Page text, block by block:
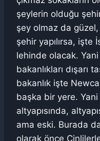
şeylerin olduğu
şey olmaz da güzel,
şehir yapılırsa, işte
lehinde olacak.
bakanlıkları dışarı
bakanlık işte
başka bir yere. Yani
altyapısında,
ama eski. Burada
olarak önce